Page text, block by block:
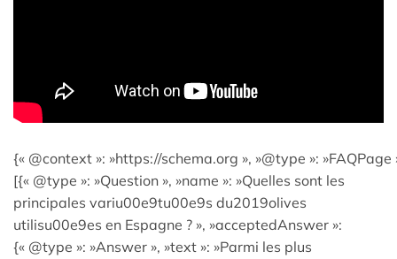
{« @context »: »https://schema.org », »@type »: »FAQPage
[{« @type »: »Question », »name »: »Quelles sont les
principales variu00e9tu00e9s du2019olives
utilisu00e9es en Espagne ? », »acceptedAnswer »:
{« @type »: »Answer », »text »: »Parmi les plus